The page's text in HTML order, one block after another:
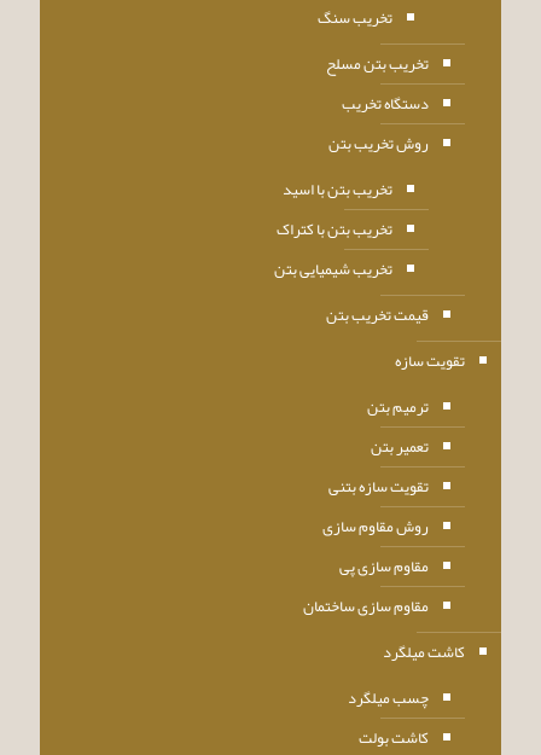
تخریب سنگ
تخریب بتن مسلح
دستگاه تخریب
روش تخریب بتن
تخریب بتن با اسید
تخریب بتن با کتراک
تخریب شیمیایی بتن
قیمت تخریب بتن
تقویت سازه
ترمیم بتن
تعمیر بتن
تقویت سازه بتنی
روش مقاوم سازی
مقاوم سازی پی
مقاوم سازی ساختمان
کاشت میلگرد
چسب میلگرد
کاشت بولت